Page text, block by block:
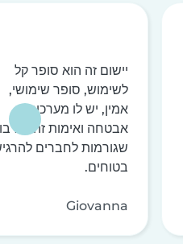
יישום זה הוא סופר קל
לשימוש, סופר שימושי,
אמין, יש לו מערכות
אבטחה ואימות זהות
שגורמות לחברים
בטוחים.
Giovanna